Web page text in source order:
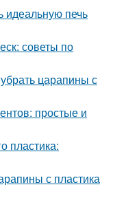
идеальную печь
советы по
царапины с
простые и
пластика:
с пластика